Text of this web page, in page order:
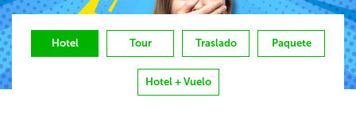
Hotel Tour Traslado Paquete
Hotel + Vuelo